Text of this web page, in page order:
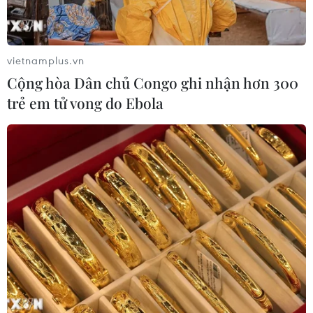
Digicon6 2016: Tạo thay đổi cho
thế giới, dù là thông điệp nhỏ bé
23/11/2016 08:39
Việt Nam lần đầu tiên tham gia cuộc thi này với phim
ngắn thế loại hoạt hình 3D “Cuộc phiêu lưu của Trứng,
Chanh và ớt” đã nhận được đánh giá tốt của giám
khảo.
vietnamplus.vn
Cộng hòa Dân chủ Congo ghi nhận hơn 300
trẻ em tử vong do Ebola